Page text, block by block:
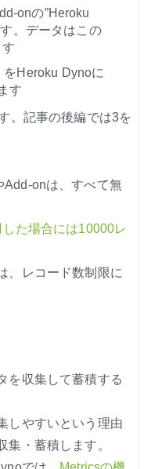
onの”Heroku
。データはこの
Heroku Dynoに
す
。記事の後編では3を
Add-onは、すべて無
た場合には10000レ
、レコード数制限に
を収集して蓄積する
しやすいという理由
集・蓄積します。